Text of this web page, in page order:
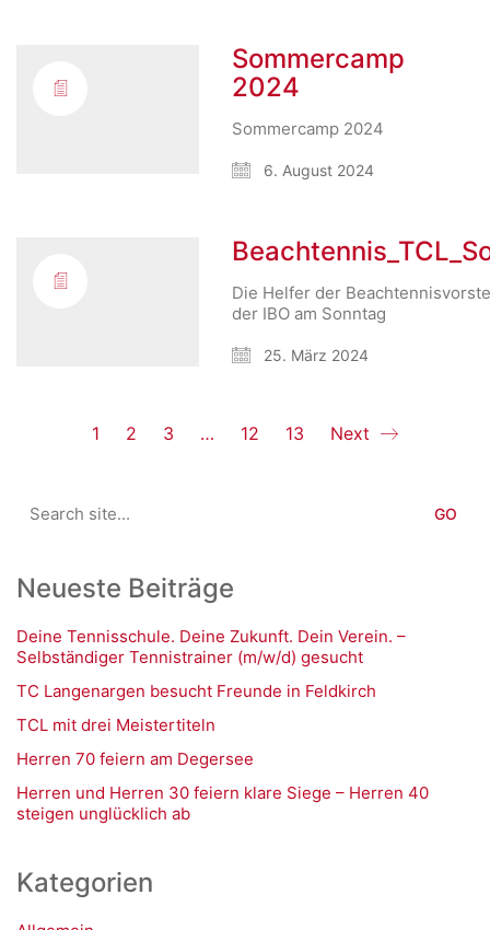
Sommercamp
2024
Sommercamp 2024
6. August 2024
Die Helfer der
der IBO am Sonntag
25. März 2024
1 2 3 … 12 13 Next
for:
Neueste Beiträge
Deine Tennisschule. Deine Zukunft. Dein Verein. –
Selbständiger Tennistrainer (m/w/d) gesucht
TC Langenargen besucht Freunde in Feldkirch
TCL mit drei Meistertiteln
Herren 70 feiern am Degersee
Herren und Herren 30 feiern klare Siege – Herren 40
steigen unglücklich ab
Kategorien